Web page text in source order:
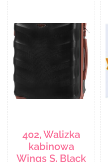
402, Walizka
kabinowa
Wings S, Black